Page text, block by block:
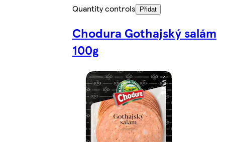
Quantity controls
Přidat
Chodura Gothajský salám
100g